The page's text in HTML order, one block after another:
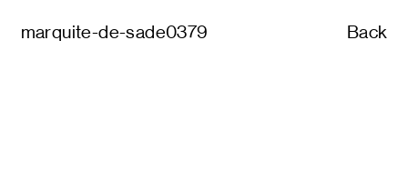
marquite-de-sade0379 Back